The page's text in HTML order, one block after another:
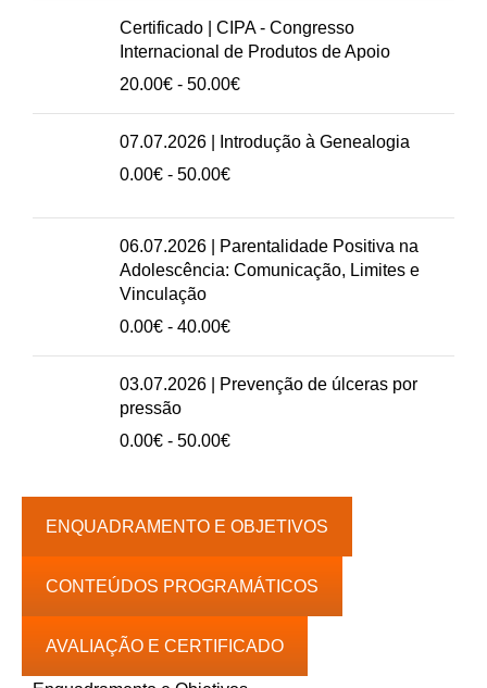
Organizações
20.00€
a
50.00€
Certificado | CIPA - Congresso
Internacional de Produtos de Apoio
20.00€ - 50.00€Intervalo
preços:
20.00€
07.07.2026 | Introdução à Genealogia
0.00€ - 50.00€Intervalo
preços:
0.00€
a
06.07.2026 | Parentalidade Positiva na
Adolescência: Comunicação, Limites e
Vinculação
0.00€ - 40.00€Intervalo
40.00€
03.07.2026 | Prevenção de úlceras por
pressão
0.00€ - 50.00€Intervalo
a
50.00€
ENQUADRAMENTO E OBJETIVOS
CONTEÚDOS PROGRAMÁTICOS
AVALIAÇÃO E CERTIFICADO